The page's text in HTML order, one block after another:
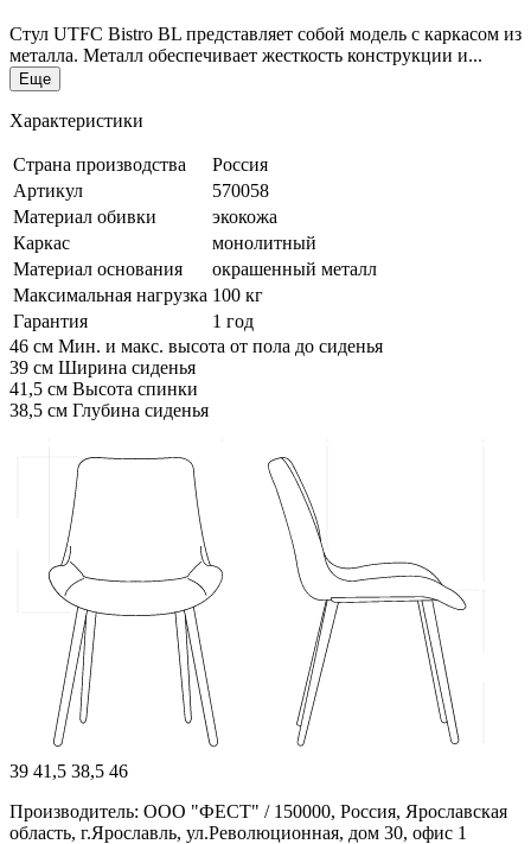
Стул UTFC Bistro BL представляет собой модель с каркасом из
металла. Металл обеспечивает жесткость конструкции и...
Еще
Характеристики
Страна производства
Россия
Артикул
570058
Материал обивки
экокожа
Каркас
монолитный
Материал основания
окрашенный металл
Максимальная нагрузка 100 кг
Гарантия
1 год
46 см Мин. и макс. высота от пола до сиденья
39 см Ширина сиденья
41,5 см Высота спинки
38,5 см Глубина сиденья
39 41,5 38,5 46
Производитель: ООО "ФЕСТ" / 150000, Россия, Ярославская
область, г.Ярославль, ул.Революционная, дом 30, офис 1